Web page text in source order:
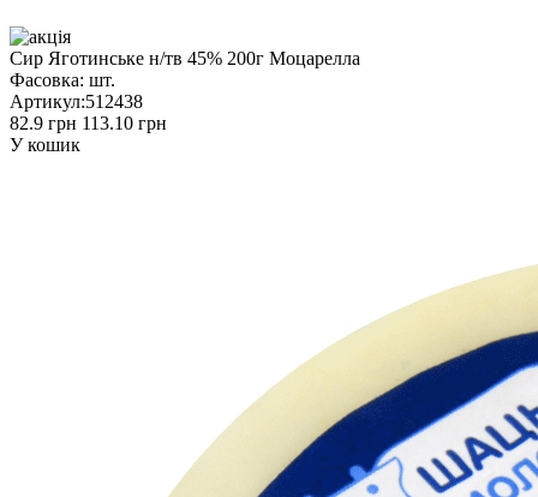
Сир Яготинське н/тв 45% 200г Моцарелла
Фасовка: шт.
Артикул:512438
82.9 грн 113.10 грн
У кошик